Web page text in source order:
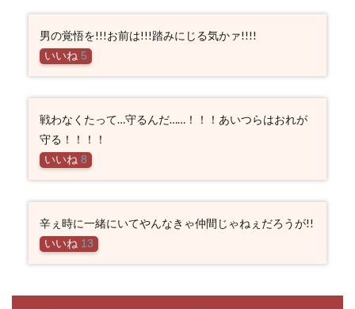
男の覚悟を!!!お前は!!!踏みにじる気かァ!!!!
いいね 5
戦わなくたって…守るんだ……！！！あいつらはおれが
守る！！！！
いいね 8
辛ぇ時に一緒にいてやんなきゃ仲間じゃねぇだろうが!!
いいね 13